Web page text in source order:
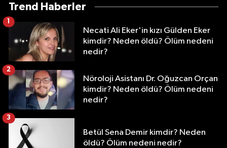
Trend Haberler
Necati Ali Eker'in kızı Gülden Eker
kimdir? Neden öldü? Ölüm nedeni
nedir?
1
Nöroloji Asistanı Dr. Oğuzcan Orçan
kimdir? Neden öldü? Ölüm nedeni
nedir?
2
Betül Sena Demir kimdir? Neden
öldü? Ölüm nedeni nedir?
3